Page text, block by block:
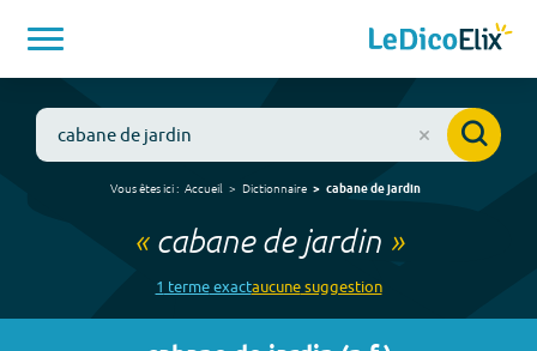
Vous êtes ici : Accueil Dictionnaire cabane de jardin
« cabane de jardin »
1 termeexactaucunesuggestion